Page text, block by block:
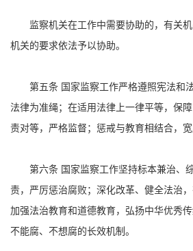
监察机关在工作中需要协助的，有关
机关的要求依法予以协助。
第五条 国家监察工作严格遵照宪法和
法律为准绳；在适用法律上一律平等，保
责对等，严格监督；惩戒与教育相结合，宽
第六条 国家监察工作坚持标本兼治、
责，严厉惩治腐败；深化改革、健全法治，
加强法治教育和道德教育，弘扬中华优秀传
不能腐、不想腐的长效机制。